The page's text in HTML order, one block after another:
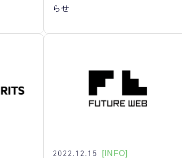
らせ
2022.12.15 [INFO]